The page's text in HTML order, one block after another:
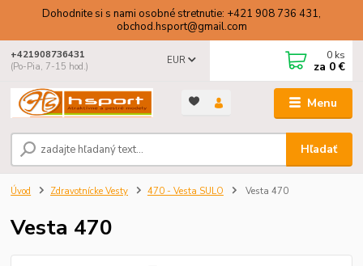
Dohodnite si s nami osobné stretnutie: +421 908 736 431,
obchod.hsport@gmail.com
Menu
EUR
Hľadať
+421908736431
(Po-Pia, 7-15 hod.)
0 ks
za 0 €
Úvod Zdravotnícke Vesty 470 - Vesta SULO Vesta 470
Vesta 470